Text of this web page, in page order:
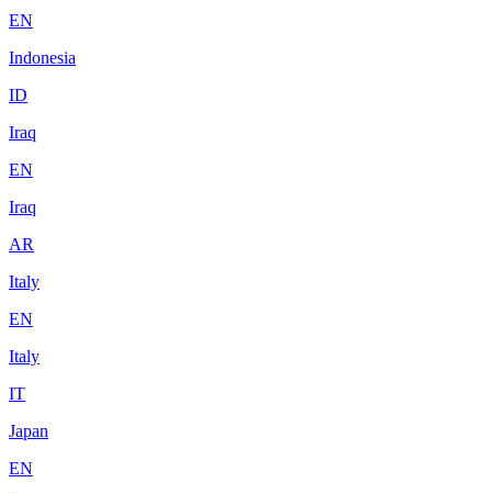
EN
Indonesia
ID
Iraq
EN
Iraq
AR
Italy
EN
Italy
IT
Japan
EN